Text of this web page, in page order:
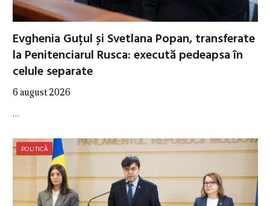
Evghenia Guțul și Svetlana Popan, transferate
la Penitenciarul Rusca: execută pedeapsa în
celule separate
6 august 2026
…
POLITICĂ